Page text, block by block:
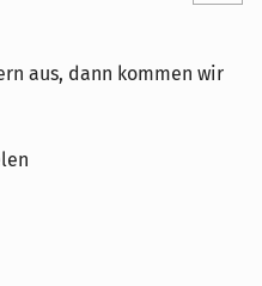
aus, dann kommen wir